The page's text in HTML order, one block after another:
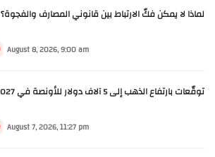
لماذا لا يمكن فكّ الارتباط بين قانوني المصارف والفجوة؟
August 8, 2026, 9:00 am
توقّعات بارتفاع الذهب إلى 5 آلاف دولار للأونصة في 2027
August 7, 2026, 11:27 pm